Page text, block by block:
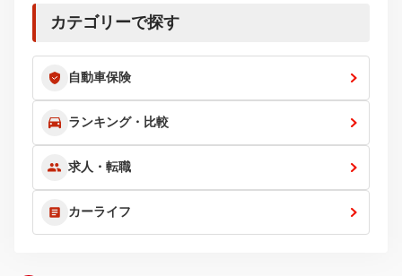
カテゴリーで探す
自動車保険
ランキング・比較
求人・転職
カーライフ